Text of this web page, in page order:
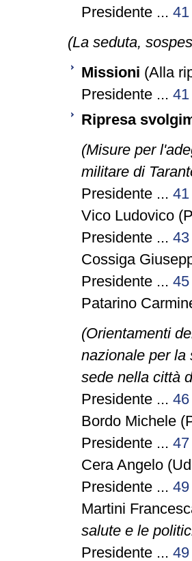
Presidente ... 41
(La seduta,
Missioni (Alla
Presidente ... 41
Ripresa
(Misure per
militare di
Presidente ... 41
Vico Ludovico
Presidente ... 43
Cossiga
Presidente ... 45
Patarino
(Orientamenti
nazionale per la
sede nella città
Presidente ... 46
Bordo Michele
Presidente ... 47
Cera Angelo
Presidente ... 49
Martini
salute e le
Presidente ... 49